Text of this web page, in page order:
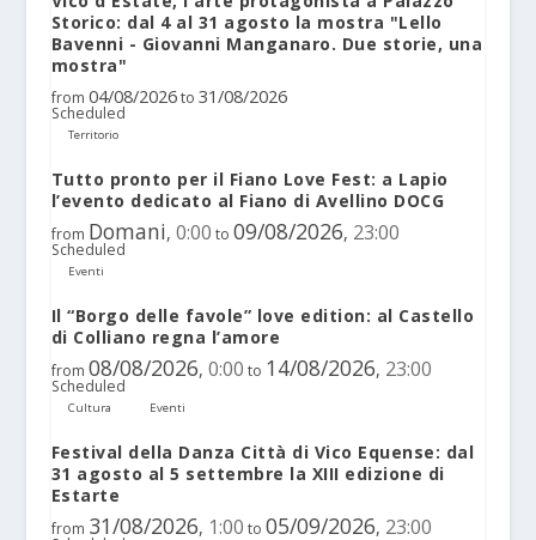
Storico: dal 4 al 31 agosto la mostra "Lello
Bavenni - Giovanni Manganaro. Due storie, una
mostra"
from 04/08/2026 to 31/08/2026
Scheduled
Territorio
Tutto pronto per il Fiano Love Fest: a Lapio
l’evento dedicato al Fiano di Avellino DOCG
from Domani, 0:00 to 09/08/2026, 23:00
Scheduled
Eventi
Il “Borgo delle favole” love edition: al Castello
di Colliano regna l’amore
from 08/08/2026, 0:00 to 14/08/2026, 23:00
Scheduled
Cultura Eventi
Festival della Danza Città di Vico Equense: dal
31 agosto al 5 settembre la XIII edizione di
Estarte
from 31/08/2026, 1:00 to 05/09/2026, 23:00